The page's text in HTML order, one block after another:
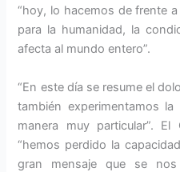
“hoy, lo hacemos de frente
para la humanidad, la
afecta al mundo entero”.
“En este día se resume el
también experimentamos
manera muy particular”.
“hemos perdido la
gran mensaje que se